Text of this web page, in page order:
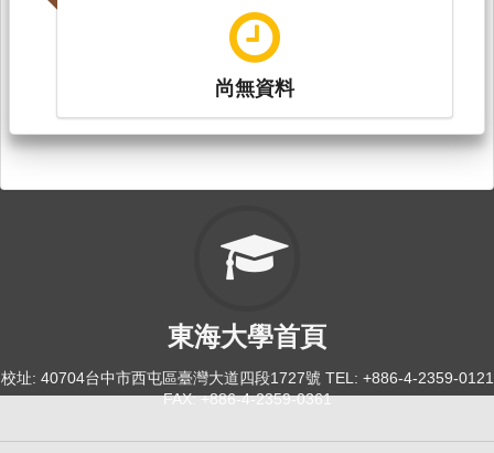
尚無資料
東海大學首頁
校址: 40704台中市西屯區臺灣大道四段1727號 TEL: +886-4-2359-0121
FAX: +886-4-2359-0361